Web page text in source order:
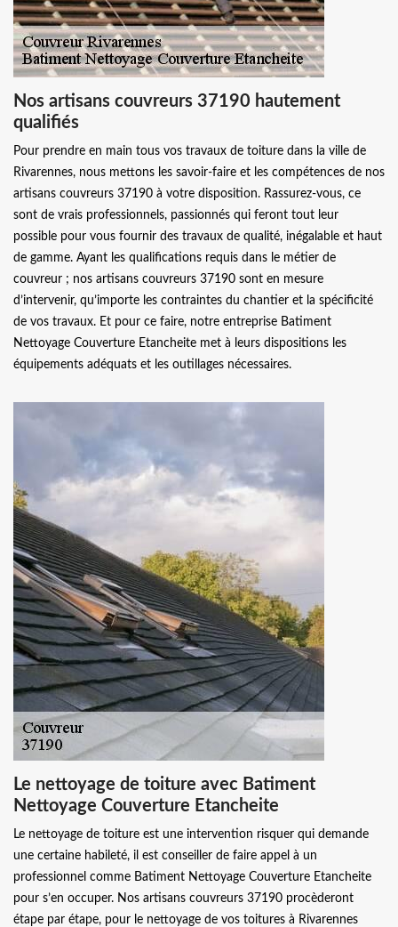
Nos artisans couvreurs 37190 hautement
qualifiés
Pour prendre en main tous vos travaux de toiture dans la ville de
Rivarennes, nous mettons les savoir-faire et les compétences de nos
artisans couvreurs 37190 à votre disposition. Rassurez-vous, ce
sont de vrais professionnels, passionnés qui feront tout leur
possible pour vous fournir des travaux de qualité, inégalable et haut
de gamme. Ayant les qualifications requis dans le métier de
couvreur ; nos artisans couvreurs 37190 sont en mesure
d’intervenir, qu’importe les contraintes du chantier et la spécificité
de vos travaux. Et pour ce faire, notre entreprise Batiment
Nettoyage Couverture Etancheite met à leurs dispositions les
équipements adéquats et les outillages nécessaires.
Le nettoyage de toiture avec Batiment
Nettoyage Couverture Etancheite
Le nettoyage de toiture est une intervention risquer qui demande
une certaine habileté, il est conseiller de faire appel à un
professionnel comme Batiment Nettoyage Couverture Etancheite
pour s’en occuper. Nos artisans couvreurs 37190 procèderont
étape par étape, pour le nettoyage de vos toitures à Rivarennes